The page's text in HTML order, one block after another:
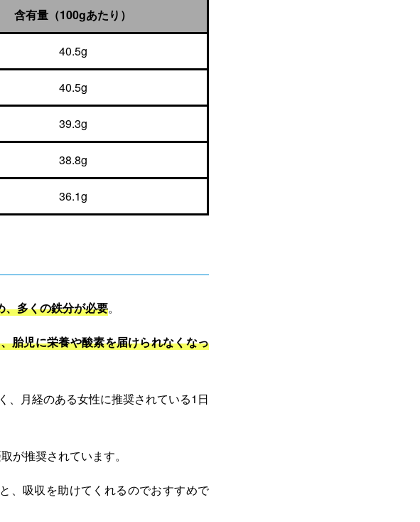
含有量（100gあたり）
40.5g
40.5g
39.3g
38.8g
36.1g
、多くの鉄分が必要。
胎児に栄養や酸素を届けられなくなっ
、月経のある女性に推奨されている1日
が推奨されています。
、吸収を助けてくれるのでおすすめで